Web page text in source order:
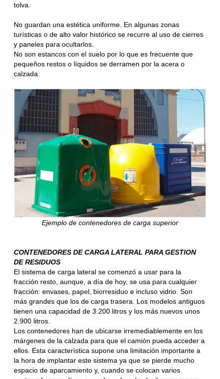
tolva.
No guardan una estética uniforme. En algunas zonas
turísticas o de alto valor histórico se recurre al uso de cierres
y paneles para ocultarlos.
No son estancos con el suelo por lo que es frecuente que
pequeños restos o líquidos se derramen por la acera o
calzada.
Ejemplo de contenedores de carga superior
CONTENEDORES DE CARGA LATERAL PARA GESTION
DE RESIDUOS
El sistema de carga lateral se comenzó a usar para la
fracción resto, aunque, a día de hoy, se usa para cualquier
fracción: envases, papel, biorresiduo e incluso vidrio. Son
más grandes que los de carga trasera. Los modelos antiguos
tienen una capacidad de 3.200 litros y los más nuevos unos
2.900 litros.
Los contenedores han de ubicarse irremediablemente en los
márgenes de la calzada para que el camión pueda acceder a
ellos. Esta característica supone una limitación importante a
la hora de implantar este sistema ya que se pierde mucho
espacio de aparcamiento y, cuando se colocan varios